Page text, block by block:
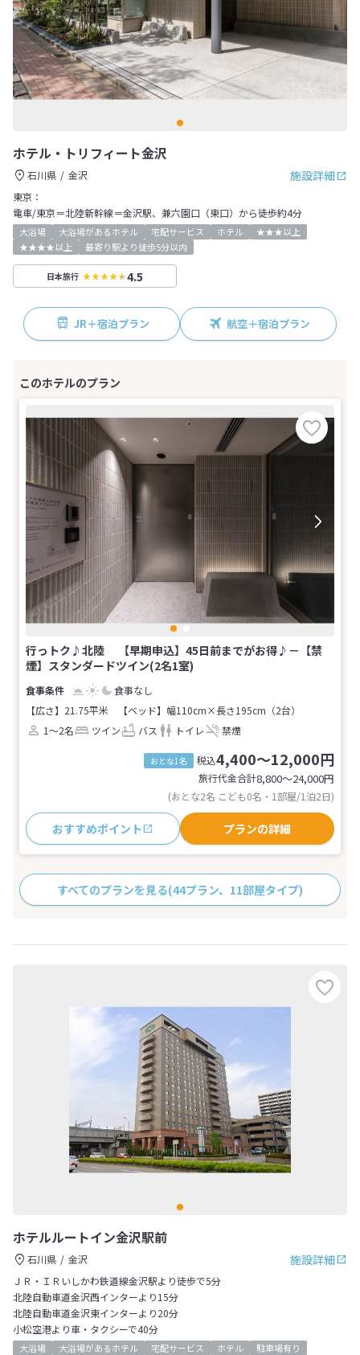
ホテル・トリフィート金沢
施設詳細
石川県
金沢
東京：
電車/東京＝北陸新幹線＝金沢駅、兼六園口（東口）から徒歩約4分
大浴場 大浴場があるホテル 宅配サービス ホテル
★★★以上
★★★★以上
最寄り駅より徒歩5分以内
日本旅行 4.5
JR＋宿泊プラン 航空＋宿泊プラン
行っトク♪北陸 【早期申込】45日前までがお得♪－【禁
煙】スタンダードツイン(2名1室)
食事なし
【広さ】21.75平米
【ベッド】幅110cm×長さ195cm（2台）
1～2名
ツイン バス トイレ 禁煙
おとな1名 税込4,400～12,000円
旅行代金合計8,800〜24,000円
(おとな2名 こども0名・1部屋/1泊2日)
おすすめポイント プランの詳細
すべてのプランを見る(44プラン、11部屋タイプ)
ホテルルートイン金沢駅前
施設詳細
石川県
金沢
ＪＲ・ＩＲいしかわ鉄道線金沢駅より徒歩で5分
北陸自動車道金沢西インターより15分
北陸自動車道金沢東インターより20分
小松空港より車・タクシーで40分
大浴場 大浴場があるホテル 宅配サービス ホテル
駐車場有り